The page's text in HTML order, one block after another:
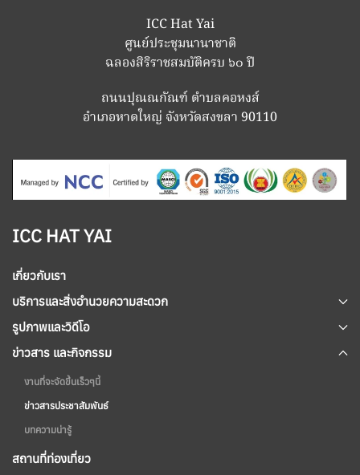
ICC Hat Yai
ศูนย์ประชุมนานาชาติ
ฉลองสิริราชสมบัติครบ ๖๐ ปี
ถนนปุณณกัณฑ์ ตำบลคอหงส์
อำเภอหาดใหญ่ จังหวัดสงขลา 90110
ICC HAT YAI
เกี่ยวกับเรา
บริการและสิ่งอำนวยความสะดวก
รูปภาพและวิดีโอ
ข่าวสาร และกิจกรรม
งานที่จะจัดขึ้นเร็วๆนี้
ข่าวสารประชาสัมพันธ์
บทความน่ารู้
สถานที่ท่องเที่ยว